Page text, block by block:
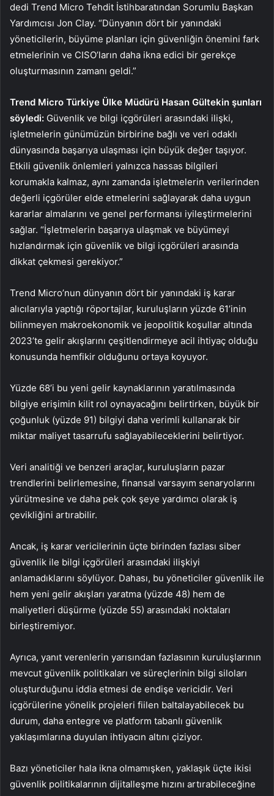
dedi Trend Micro Tehdit İstihbaratından Sorumlu Başkan
Yardımcısı Jon Clay. “Dünyanın dört bir yanındaki
yöneticilerin, büyüme planları için güvenliğin önemini fark
etmelerinin ve CISO’ların daha ikna edici bir gerekçe
oluşturmasının zamanı geldi.”
Trend Micro Türkiye Ülke Müdürü Hasan Gültekin şunları
söyledi: Güvenlik ve bilgi içgörüleri arasındaki ilişki,
işletmelerin günümüzün birbirine bağlı ve veri odaklı
dünyasında başarıya ulaşması için büyük değer taşıyor.
Etkili güvenlik önlemleri yalnızca hassas bilgileri
korumakla kalmaz, aynı zamanda işletmelerin verilerinden
değerli içgörüler elde etmelerini sağlayarak daha uygun
kararlar almalarını ve genel performansı iyileştirmelerini
sağlar. “İşletmelerin başarıya ulaşmak ve büyümeyi
hızlandırmak için güvenlik ve bilgi içgörüleri arasında
dikkat çekmesi gerekiyor.”
Trend Micro’nun dünyanın dört bir yanındaki iş karar
alıcılarıyla yaptığı röportajlar, kuruluşların yüzde 61’inin
bilinmeyen makroekonomik ve jeopolitik koşullar altında
2023’te gelir akışlarını çeşitlendirmeye acil ihtiyaç olduğu
konusunda hemfikir olduğunu ortaya koyuyor.
Yüzde 68’i bu yeni gelir kaynaklarının yaratılmasında
bilgiye erişimin kilit rol oynayacağını belirtirken, büyük bir
çoğunluk (yüzde 91) bilgiyi daha verimli kullanarak bir
miktar maliyet tasarrufu sağlayabileceklerini belirtiyor.
Veri analitiği ve benzeri araçlar, kuruluşların pazar
trendlerini belirlemesine, finansal varsayım senaryolarını
yürütmesine ve daha pek çok şeye yardımcı olarak iş
çevikliğini artırabilir.
Ancak, iş karar vericilerinin üçte birinden fazlası siber
güvenlik ile bilgi içgörüleri arasındaki ilişkiyi
anlamadıklarını söylüyor. Dahası, bu yöneticiler güvenlik ile
hem yeni gelir akışları yaratma (yüzde 48) hem de
maliyetleri düşürme (yüzde 55) arasındaki noktaları
birleştiremiyor.
Ayrıca, yanıt verenlerin yarısından fazlasının kuruluşlarının
mevcut güvenlik politikaları ve süreçlerinin bilgi siloları
oluşturduğunu iddia etmesi de endişe vericidir. Veri
içgörülerine yönelik projeleri fiilen baltalayabilecek bu
durum, daha entegre ve platform tabanlı güvenlik
yaklaşımlarına duyulan ihtiyacın altını çiziyor.
Bazı yöneticiler hala ikna olmamışken, yaklaşık üçte ikisi
güvenlik politikalarının dijitalleşme hızını artırabileceğine